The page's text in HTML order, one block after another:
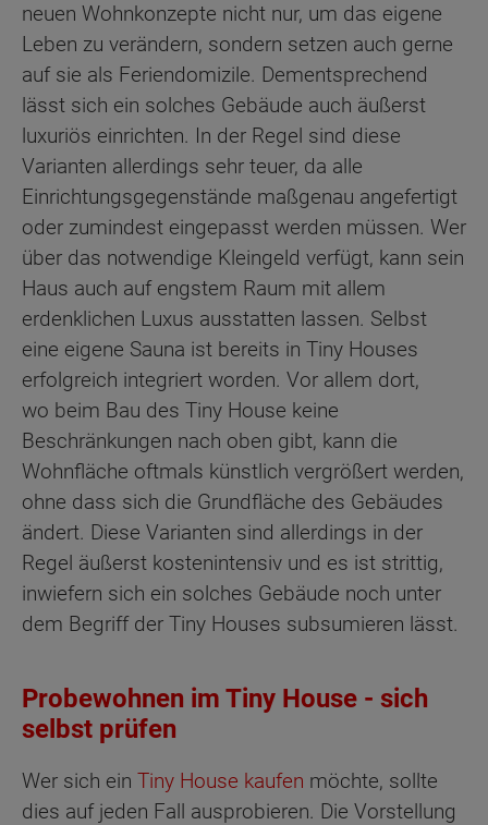
neuen Wohnkonzepte nicht nur, um das eigene
Leben zu verändern, sondern setzen auch gerne
auf sie als Feriendomizile. Dementsprechend
lässt sich ein solches Gebäude auch äußerst
luxuriös einrichten. In der Regel sind diese
Varianten allerdings sehr teuer, da alle
Einrichtungsgegenstände maßgenau angefertigt
oder zumindest eingepasst werden müssen. Wer
über das notwendige Kleingeld verfügt, kann sein
Haus auch auf engstem Raum mit allem
erdenklichen Luxus ausstatten lassen. Selbst
eine eigene Sauna ist bereits in Tiny Houses
erfolgreich integriert worden. Vor allem dort,
wo beim Bau des Tiny House keine
Beschränkungen nach oben gibt, kann die
Wohnfläche oftmals künstlich vergrößert werden,
ohne dass sich die Grundfläche des Gebäudes
ändert. Diese Varianten sind allerdings in der
Regel äußerst kostenintensiv und es ist strittig,
inwiefern sich ein solches Gebäude noch unter
dem Begriff der Tiny Houses subsumieren lässt.
Probewohnen im Tiny House - sich
selbst prüfen
Wer sich ein Tiny House kaufen möchte, sollte
dies auf jeden Fall ausprobieren. Die Vorstellung